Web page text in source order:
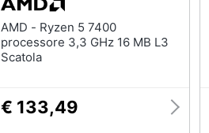
AMD - Ryzen 5 7400
processore 3,3 GHz 16 MB L3
Scatola
€ 133,49